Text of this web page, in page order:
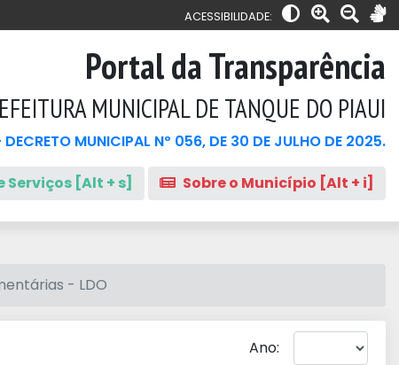
ACESSIBILIDADE:
Portal da Transparência
MUNICIPAL DE TANQUE DO PIAUI
MUNICIPAL Nº 056, DE 30 DE JULHO DE 2025.
Serviços [Alt + s] Sobre o Município [Alt + i]
- LDO
Ano: